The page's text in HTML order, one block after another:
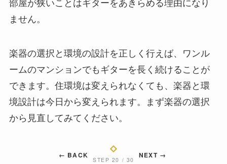
部屋が狭いことはギターをあきらめる理由になり
ません。
楽器の選択と環境の設計を正しく行えば、ワンル
ームのマンションでもギターを長く続けることが
できます。住環境は変えられなくても、楽器と環
境設計は今日から変えられます。まず楽器の選択
から見直してみてください。
← BACK STEP 20 / 30 NEXT →